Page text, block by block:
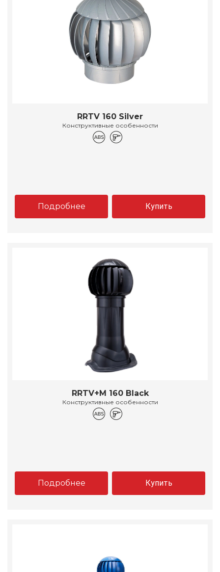
RRTV 160 Silver
Конструктивные особенности
Подробнее Купить
RRTV+M 160 Black
Конструктивные особенности
Подробнее Купить